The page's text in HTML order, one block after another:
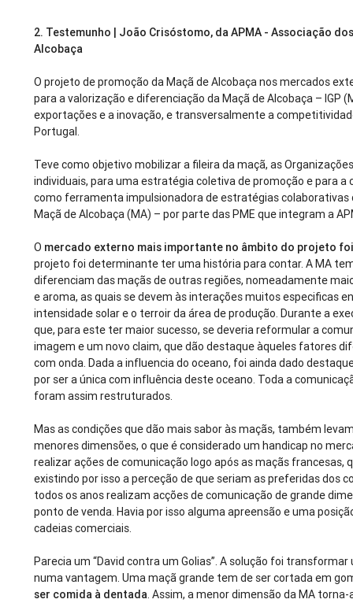
2. Testemunho | João Crisóstomo, da APMA - Associação
Alcobaça
O projeto de promoção da Maçã de Alcobaça nos mercados
para a valorização e diferenciação da Maçã de Alcobaça – IGP
exportações e a inovação, e transversalmente a
Portugal.
Teve como objetivo mobilizar a fileira da maçã, as
individuais, para uma estratégia coletiva de promoção e para a
como ferramenta impulsionadora de estratégias colaborativas
Maçã de Alcobaça (MA) – por parte das PME que integram a
O mercado externo mais importante no âmbito do projeto
projeto foi determinante ter uma história para contar. A MA
diferenciam das maçãs de outras regiões, nomeadamente
e aroma, as quais se devem às interações muitos especificas
intensidade solar e o terroir da área de produção. Durante a
que, para este ter maior sucesso, se deveria reformular a
imagem e um novo claim, que dão destaque àqueles fatores
com onda. Dada a influencia do oceano, foi ainda dado
por ser a única com influência deste oceano. Toda a
foram assim restruturados.
Mas as condições que dão mais sabor às maçãs, também
menores dimensões, o que é considerado um handicap no
realizar ações de comunicação logo após as maçãs francesas,
existindo por isso a perceção de que seriam as preferidas dos
todos os anos realizam acções de comunicação de grande
ponto de venda. Havia por isso alguma apreensão e uma
cadeias comerciais.
Parecia um “David contra um Golias”. A solução foi
numa vantagem. Uma maçã grande tem de ser cortada em
ser comida à dentada. Assim, a menor dimensão da MA